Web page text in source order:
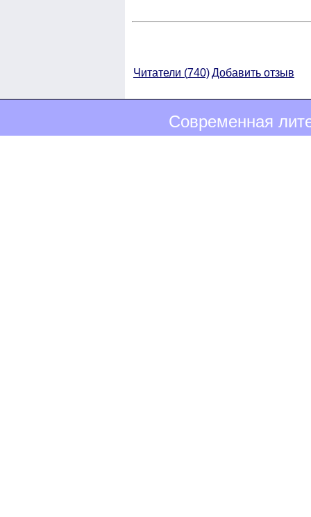
Читатели (740)Добавить отзыв
Современная